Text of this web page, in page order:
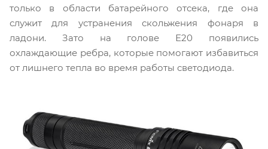
только в области батарейного отсека, где она
служит для устранения скольжения фонаря в
ладони. Зато на голове Е20 появились
охлаждающие ребра, которые помогают избавиться
от лишнего тепла во время работы светодиода.